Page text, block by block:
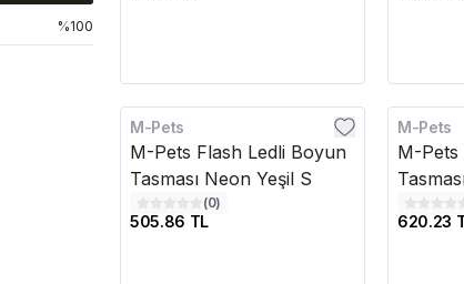
%100
M-Pets
M-Pets Flash Ledli Boyun
Tasması Neon Yeşil S
(0)
505.86 TL
M-Pets
M-Pets
620.23